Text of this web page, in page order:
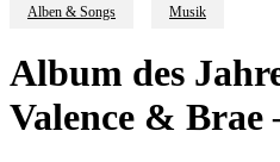
Alben & Songs Musik
Album des
Valence & Brae